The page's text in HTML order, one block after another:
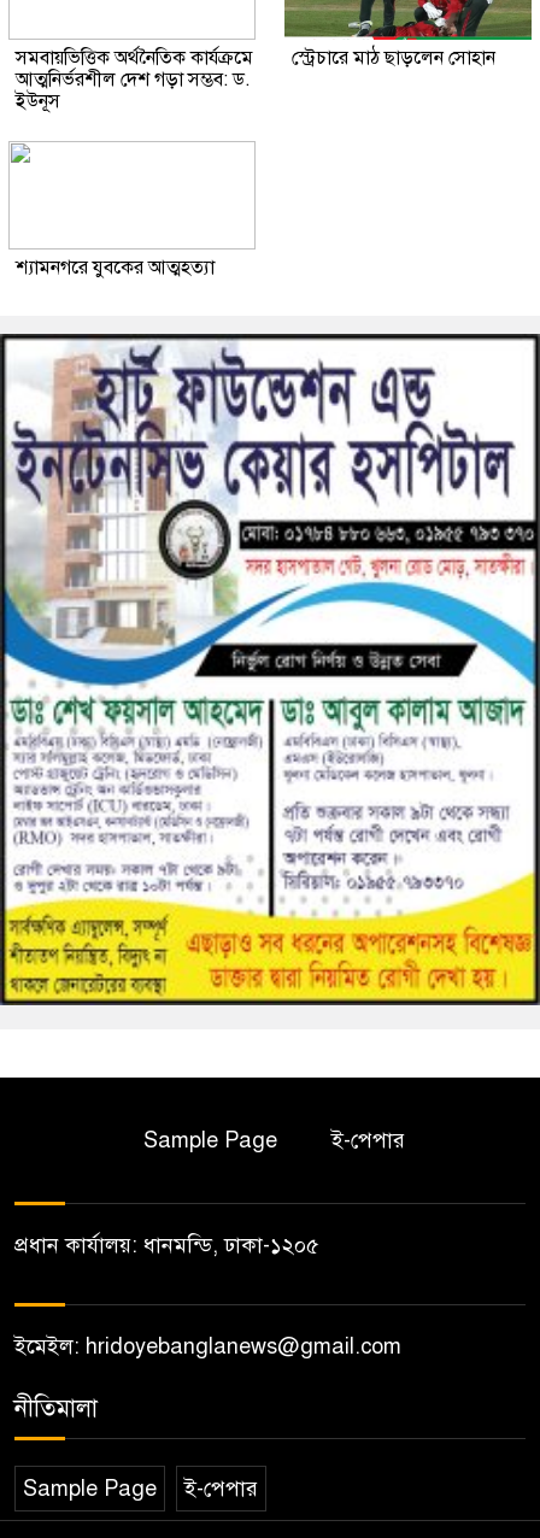
সমবায়ভিত্তিক অর্থনৈতিক কার্যক্রমে
আত্মনির্ভরশীল দেশ গড়া সম্ভব: ড.
ইউনূস
স্ট্রেচারে মাঠ ছাড়লেন সোহান
শ্যামনগরে যুবকের আত্মহত্যা
Sample Page ই-পেপার
প্রধান কার্যালয়: ধানমন্ডি, ঢাকা-১২০৫
ইমেইল: hridoyebanglanews@gmail.com
নীতিমালা
Sample Page ই-পেপার